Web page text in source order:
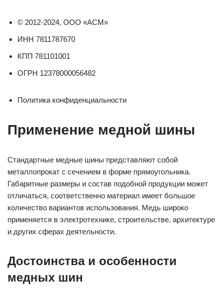
© 2012-2024, ООО «АСМ»
ИНН 7811787670
КПП 781101001
ОГРН 12378000056482
Политика конфиденциальности
Применение медной шины
Стандартные медные шины представляют собой
металлопрокат с сечением в форме прямоугольника.
Габаритные размеры и состав подобной продукции может
отличаться, соответственно материал имеет большое
количество вариантов использования. Медь широко
применяется в электротехнике, строительстве, архитектуре
и других сферах деятельности.
Достоинства и особенности
медных шин